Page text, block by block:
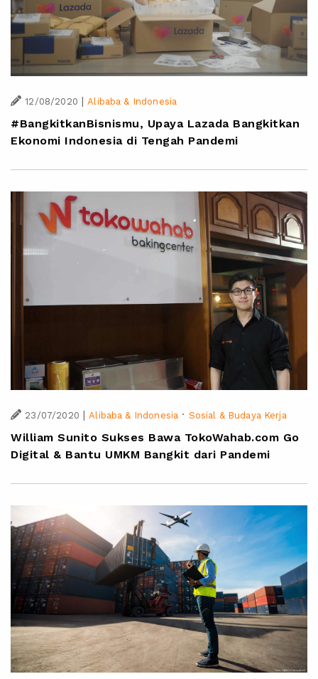
12/08/2020 | Alibaba & Indonesia
#BangkitkanBisnismu, Upaya Lazada Bangkitkan
Ekonomi Indonesia di Tengah Pandemi
23/07/2020 | Alibaba & Indonesia · Sosial & Budaya Kerja
William Sunito Sukses Bawa TokoWahab.com Go
Digital & Bantu UMKM Bangkit dari Pandemi